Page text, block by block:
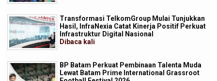
Transformasi TelkomGroup Mulai Tunjukkan
Hasil, InfraNexia Catat Kinerja Positif Perkuat
Infrastruktur Digital Nasional
Dibaca kali
BP Batam Perkuat Pembinaan Talenta Muda
Lewat Batam Prime International Grassroot